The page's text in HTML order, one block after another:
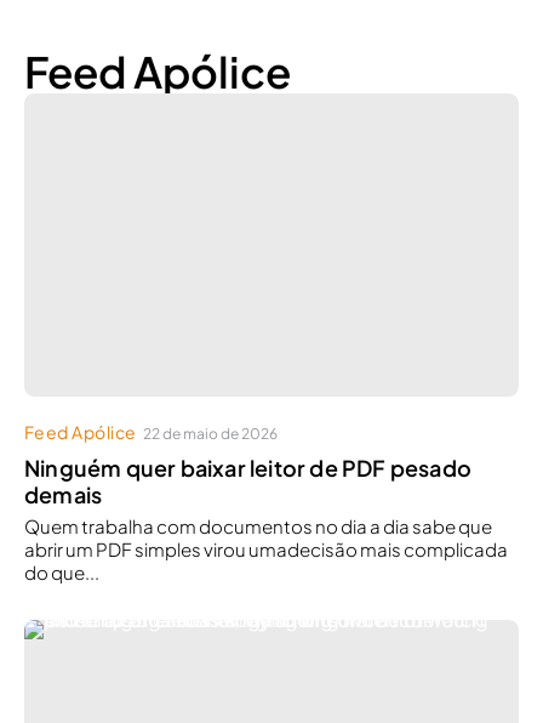
Feed Apólice
Feed Apólice 22 de maio de 2026
Ninguém quer baixar leitor de PDF pesado
demais
Quem trabalha com documentos no dia a dia sabe que
abrir um PDF simples virou umadecisão mais complicada
do que...